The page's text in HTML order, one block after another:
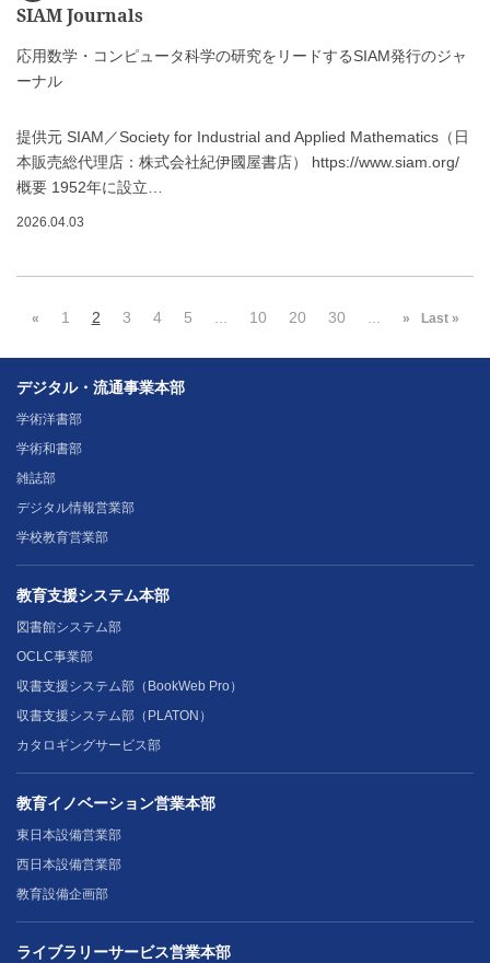
SIAM Journals
応用数学・コンピュータ科学の研究をリードするSIAM発行のジャ
ーナル
提供元 SIAM／Society for Industrial and Applied Mathematics（日
本販売総代理店：株式会社紀伊國屋書店） https://www.siam.org/
概要 1952年に設立…
2026.04.03
« 1 2 3 4 5 10 20 30 » Last »
デジタル・流通事業本部
学術洋書部
学術和書部
雑誌部
デジタル情報営業部
学校教育営業部
教育支援システム本部
図書館システム部
OCLC事業部
収書支援システム部（BookWeb Pro）
収書支援システム部（PLATON）
カタロギングサービス部
教育イノベーション営業本部
東日本設備営業部
西日本設備営業部
教育設備企画部
ライブラリーサービス営業本部